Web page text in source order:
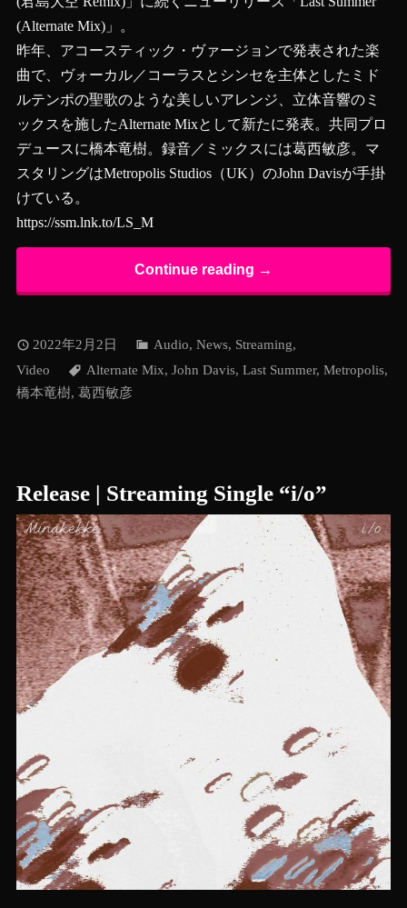
(Alternate Mix)」。
昨年、アコースティック・ヴァージョンで発表された楽
曲で、ヴォーカル／コーラスとシンセを主体としたミド
ルテンポの聖歌のような美しいアレンジ、立体音響のミ
ックスを施したAlternate Mixとして新たに発表。共同プロ
デュースに橋本竜樹。録音／ミックスには葛西敏彦。マ
スタリングはMetropolis Studios（UK）のJohn Davisが手掛
けている。
https://ssm.lnk.to/LS_M
Continue reading →
2022年2月2日 Audio, News, Streaming,
Video
Alternate Mix, John Davis, Last Summer, Metropolis,
橋本竜樹, 葛西敏彦
Release | Streaming Single “i/o”